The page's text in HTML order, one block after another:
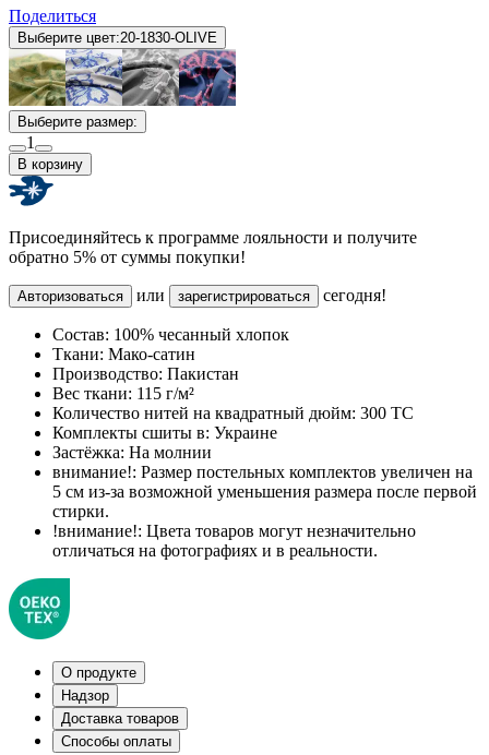
Поделиться
Выберите цвет:20-1830-OLIVE
Выберите размер:
1
В корзину
Присоединяйтесь к программе лояльности и получите
обратно 5% от суммы покупки!
Авторизоваться или зарегистрироваться сегодня!
Состав: 100% чесанный хлопок
Ткани: Мако-сатин
Производство: Пакистан
Вес ткани: 115 г/м²
Количество нитей на квадратный дюйм: 300 TC
Комплекты сшиты в: Украине
Застёжка: На молнии
внимание!: Размер постельных комплектов увеличен на
5 см из-за возможной уменьшения размера после первой
стирки.
!внимание!: Цвета товаров могут незначительно
отличаться на фотографиях и в реальности.
О продукте
Надзор
Доставка товаров
Способы оплаты